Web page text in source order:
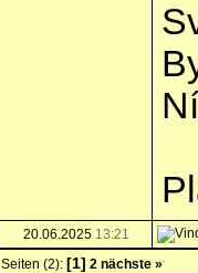
20.06.2025 13:21
Seiten (2): [1] 2 nächste »